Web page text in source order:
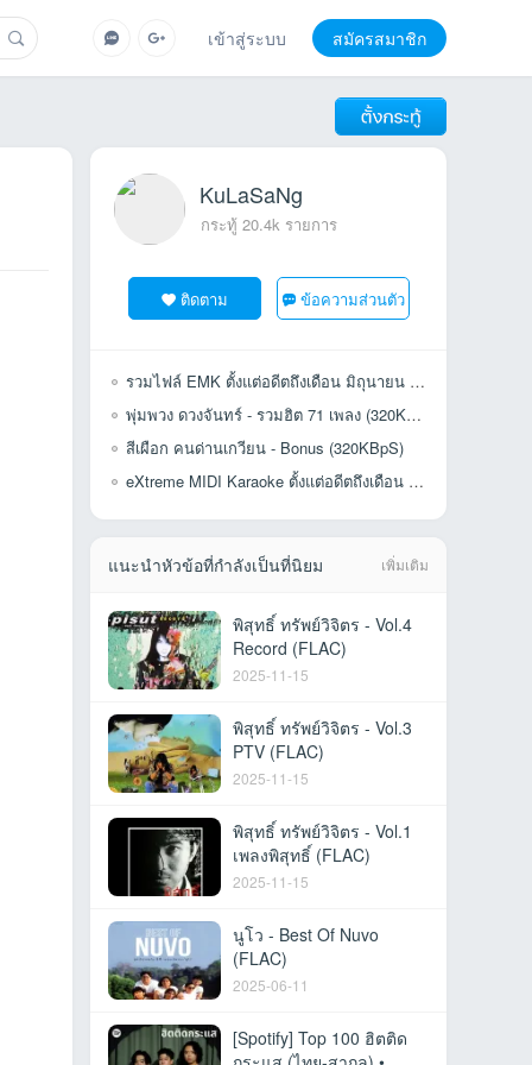
เข้าสู่ระบบ สมัครสมาชิก
KuLaSaNg
กระทู้ 20.4k รายการ
ติดตาม ข้อความส่วนตัว
รวมไฟล์ EMK ตั้งแต่อดีตถึงเดือน มิถุนายน 2563 (คัดเพลงซ้ำ 100%)
พุ่มพวง ดวงจันทร์ - รวมฮิต 71 เพลง (320KBpS)
สีเผือก คนด่านเกวียน - Bonus (320KBpS)
eXtreme MIDI Karaoke ตั้งแต่อดีตถึงเดือน มิถุนายน 2563 (69,628 เพลง)
แนะนำหัวข้อที่กำลังเป็นที่นิยม เพิ่มเติม
พิสุทธิ์ ทรัพย์วิจิตร - Vol.4
Record (FLAC)
2025-11-15
พิสุทธิ์ ทรัพย์วิจิตร - Vol.3
PTV (FLAC)
2025-11-15
พิสุทธิ์ ทรัพย์วิจิตร - Vol.1
เพลงพิสุทธิ์ (FLAC)
2025-11-15
นูโว - Best Of Nuvo
(FLAC)
2025-06-11
[Spotify] Top 100 ฮิตติด